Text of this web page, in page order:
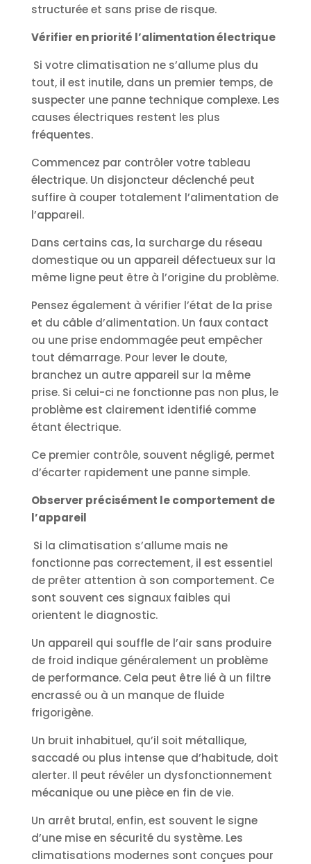
structurée et sans prise de risque.
Vérifier en priorité l’alimentation électrique
Si votre climatisation ne s’allume plus du
tout, il est inutile, dans un premier temps, de
suspecter une panne technique complexe. Les
causes électriques restent les plus
fréquentes.
Commencez par contrôler votre tableau
électrique. Un disjoncteur déclenché peut
suffire à couper totalement l’alimentation de
l’appareil.
Dans certains cas, la surcharge du réseau
domestique ou un appareil défectueux sur la
même ligne peut être à l’origine du problème.
Pensez également à vérifier l’état de la prise
et du câble d’alimentation. Un faux contact
ou une prise endommagée peut empêcher
tout démarrage. Pour lever le doute,
branchez un autre appareil sur la même
prise. Si celui-ci ne fonctionne pas non plus, le
problème est clairement identifié comme
étant électrique.
Ce premier contrôle, souvent négligé, permet
d’écarter rapidement une panne simple.
Observer précisément le comportement de
l’appareil
Si la climatisation s’allume mais ne
fonctionne pas correctement, il est essentiel
de prêter attention à son comportement. Ce
sont souvent ces signaux faibles qui
orientent le diagnostic.
Un appareil qui souffle de l’air sans produire
de froid indique généralement un problème
de performance. Cela peut être lié à un filtre
encrassé ou à un manque de fluide
frigorigène.
Un bruit inhabituel, qu’il soit métallique,
saccadé ou plus intense que d’habitude, doit
alerter. Il peut révéler un dysfonctionnement
mécanique ou une pièce en fin de vie.
Un arrêt brutal, enfin, est souvent le signe
d’une mise en sécurité du système. Les
climatisations modernes sont conçues pour